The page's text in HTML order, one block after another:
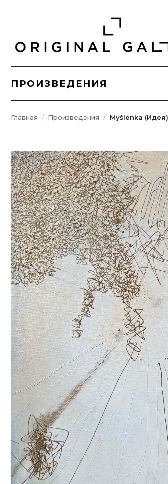
ПРОИЗВЕДЕНИЯ
Главная Произведения Myšlenka (Идея)